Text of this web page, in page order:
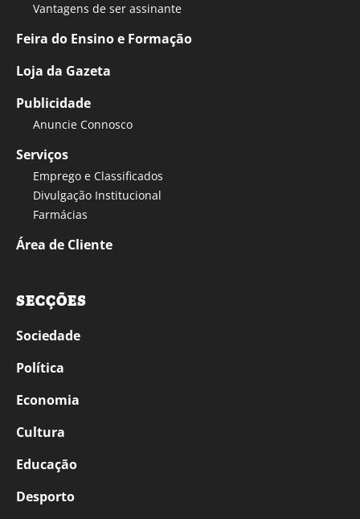
Vantagens de ser assinante
Feira do Ensino e Formação
Loja da Gazeta
Publicidade
Anuncie Connosco
Serviços
Emprego e Classificados
Divulgação Institucional
Farmácias
Área de Cliente
SECÇÕES
Sociedade
Política
Economia
Cultura
Educação
Desporto